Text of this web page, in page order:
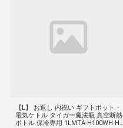
【L】 お返し 内祝い ギフトポット・
電気ケトル タイガー魔法瓶 真空断熱
ボトル 保冷専用 1LMTA-H100WH-H